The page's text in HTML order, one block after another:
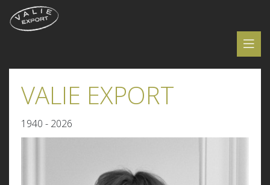
VALIE EXPORT
1940 - 2026